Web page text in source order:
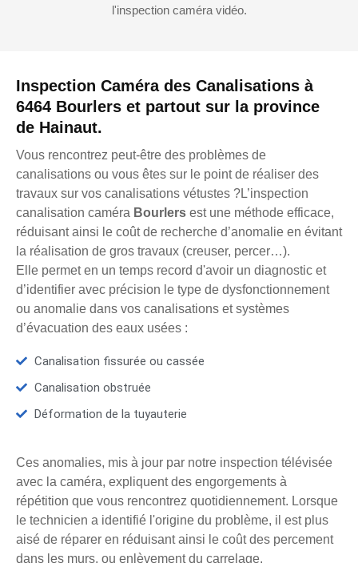
Inspection Caméra des Canalisations à
6464 Bourlers et partout sur la province
de Hainaut.
Vous rencontrez peut-être des problèmes de
canalisations ou vous êtes sur le point de réaliser des
travaux sur vos canalisations vétustes ?L’inspection
canalisation caméra Bourlers est une méthode efficace,
réduisant ainsi le coût de recherche d’anomalie en évitant
la réalisation de gros travaux (creuser, percer…).
Elle permet en un temps record d'avoir un diagnostic et
d’identifier avec précision le type de dysfonctionnement
ou anomalie dans vos canalisations et systèmes
d’évacuation des eaux usées :
Canalisation fissurée ou cassée
Canalisation obstruée
Déformation de la tuyauterie
Ces anomalies, mis à jour par notre inspection télévisée
avec la caméra, expliquent des engorgements à
répétition que vous rencontrez quotidiennement. Lorsque
le technicien a identifié l'origine du problème, il est plus
aisé de réparer en réduisant ainsi le coût des percement
dans les murs, ou enlèvement du carrelage.
l'inspection caméra vidéo.